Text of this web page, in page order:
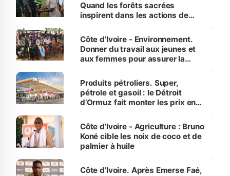
Quand les forêts sacrées
inspirent dans les actions de
Côte d’Ivoire - Environnement.
Donner du travail aux jeunes et
aux femmes pour assurer la
menacées
Produits pétroliers. Super,
pétrole et gasoil : le Détroit
d’Ormuz fait monter les prix en
Côte d’Ivoire - Agriculture : Bruno
Koné cible les noix de coco et de
palmier à huile
Côte d’Ivoire. Après Emerse Faé,